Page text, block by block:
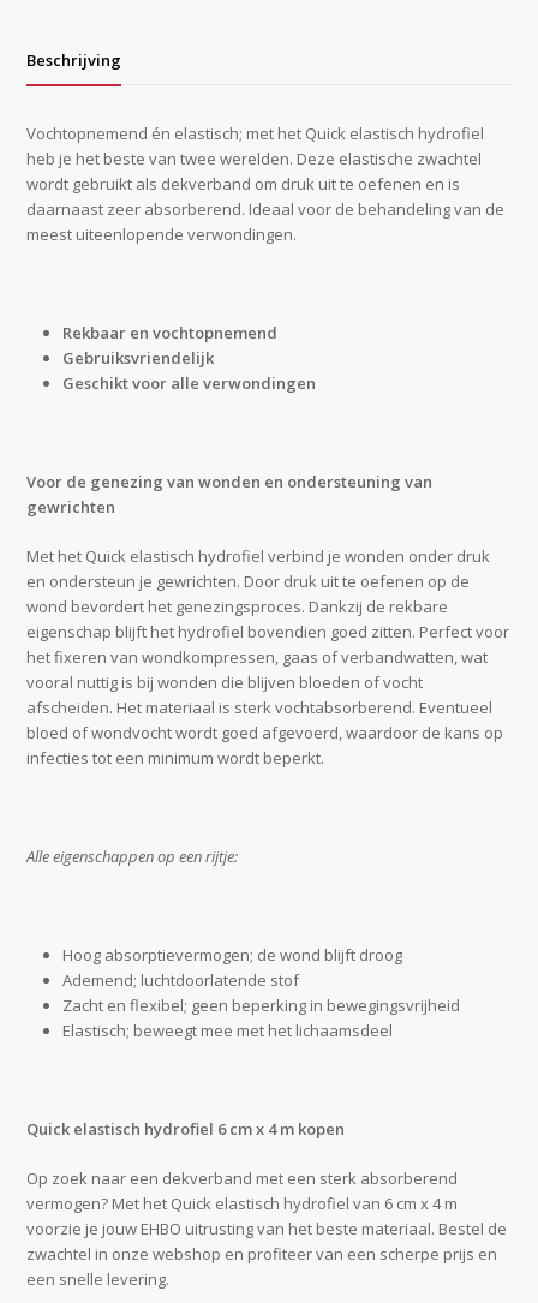
Beschrijving
Vochtopnemend én elastisch; met het Quick elastisch hydrofiel
heb je het beste van twee werelden. Deze elastische zwachtel
wordt gebruikt als dekverband om druk uit te oefenen en is
daarnaast zeer absorberend. Ideaal voor de behandeling van de
meest uiteenlopende verwondingen.
Rekbaar en vochtopnemend
Gebruiksvriendelijk
Geschikt voor alle verwondingen
Voor de genezing van wonden en ondersteuning van
gewrichten
Met het Quick elastisch hydrofiel verbind je wonden onder druk
en ondersteun je gewrichten. Door druk uit te oefenen op de
wond bevordert het genezingsproces. Dankzij de rekbare
eigenschap blijft het hydrofiel bovendien goed zitten. Perfect voor
het fixeren van wondkompressen, gaas of verbandwatten, wat
vooral nuttig is bij wonden die blijven bloeden of vocht
afscheiden. Het materiaal is sterk vochtabsorberend. Eventueel
bloed of wondvocht wordt goed afgevoerd, waardoor de kans op
infecties tot een minimum wordt beperkt.
Alle eigenschappen op een rijtje:
Hoog absorptievermogen; de wond blijft droog
Ademend; luchtdoorlatende stof
Zacht en flexibel; geen beperking in bewegingsvrijheid
Elastisch; beweegt mee met het lichaamsdeel
Quick elastisch hydrofiel 6 cm x 4 m kopen
Op zoek naar een dekverband met een sterk absorberend
vermogen? Met het Quick elastisch hydrofiel van 6 cm x 4 m
voorzie je jouw EHBO uitrusting van het beste materiaal. Bestel de
zwachtel in onze webshop en profiteer van een scherpe prijs en
een snelle levering.